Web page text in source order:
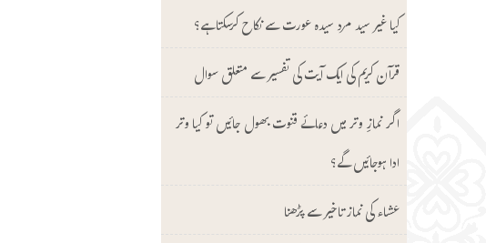
کیا غیر سید مرد سیدہ عورت سے نکاح کرسکتا ہے؟
قرآن کریم کی ایک آیت کی تفسیر سے متعلق سوال
اگر نمازِ وتر میں دعائے قنوت بھول جائیں تو کیا وتر
ادا ہوجائیں گے؟
عشاء کی نماز تاخیر سے پڑھنا